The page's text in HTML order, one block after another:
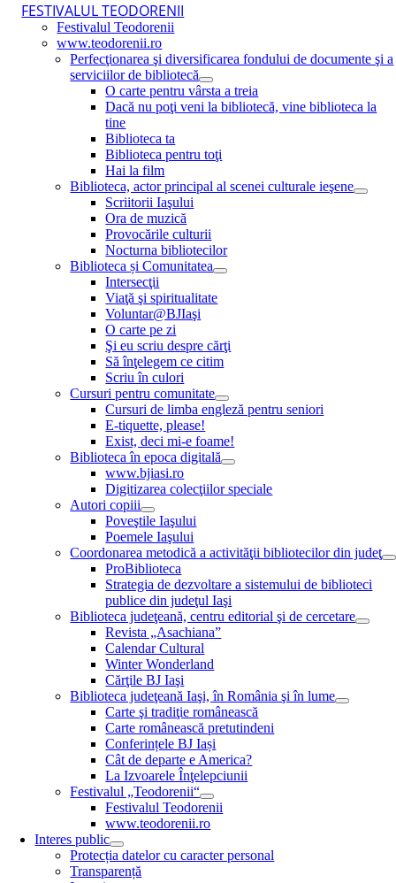
FESTIVALUL TEODORENII
Festivalul Teodorenii
www.teodorenii.ro
Perfecţionarea şi diversificarea fondului de documente şi a
serviciilor de bibliotecă
O carte pentru vârsta a treia
Dacă nu poţi veni la bibliotecă, vine biblioteca la
tine
Biblioteca ta
Biblioteca pentru toţi
Hai la film
Biblioteca, actor principal al scenei culturale ieşene
Scriitorii Iaşului
Ora de muzică
Provocările culturii
Nocturna bibliotecilor
Biblioteca și Comunitatea
Intersecţii
Viaţă şi spiritualitate
Voluntar@BJIaşi
O carte pe zi
Şi eu scriu despre cărţi
Să înţelegem ce citim
Scriu în culori
Cursuri pentru comunitate
Cursuri de limba engleză pentru seniori
E-tiquette, please!
Exist, deci mi-e foame!
Biblioteca în epoca digitală
www.bjiasi.ro
Digitizarea colecţiilor speciale
Autori copiii
Poveştile Iaşului
Poemele Iaşului
Coordonarea metodică a activităţii bibliotecilor din judeţ
ProBiblioteca
Strategia de dezvoltare a sistemului de biblioteci
publice din judeţul Iaşi
Biblioteca judeţeană, centru editorial şi de cercetare
Revista „Asachiana”
Calendar Cultural
Winter Wonderland
Cărţile BJ Iaşi
Biblioteca judeţeană Iaşi, în România şi în lume
Carte şi tradiţie românească
Carte românească pretutindeni
Conferințele BJ Iași
Cât de departe e America?
La Izvoarele Înţelepciunii
Festivalul „Teodorenii“
Festivalul Teodorenii
www.teodorenii.ro
Interes public
Protecția datelor cu caracter personal
Transparență